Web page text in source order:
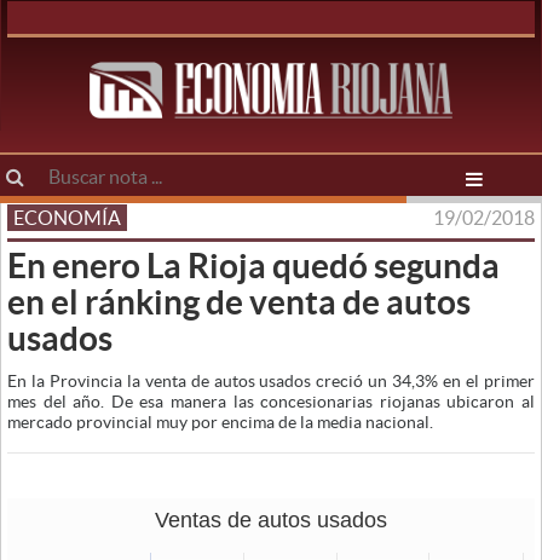
ECONOMÍA 19/02/2018
En enero La Rioja quedó segunda
en el ránking de venta de autos
usados
En la Provincia la venta de autos usados creció un 34,3% en el primer
mes del año. De esa manera las concesionarias riojanas ubicaron al
mercado provincial muy por encima de la media nacional.
Ventas de autos usados